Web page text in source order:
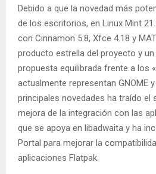
Debido a que la novedad más
de los escritorios, en Linux Mint
con Cinnamon 5.8, Xfce 4.18 y
producto estrella del proyecto y
propuesta equilibrada frente a los
actualmente representan GNOME
principales novedades ha traído el
mejora de la integración con las
que se apoya en libadwaita y ha
Portal para mejorar la
aplicaciones Flatpak.